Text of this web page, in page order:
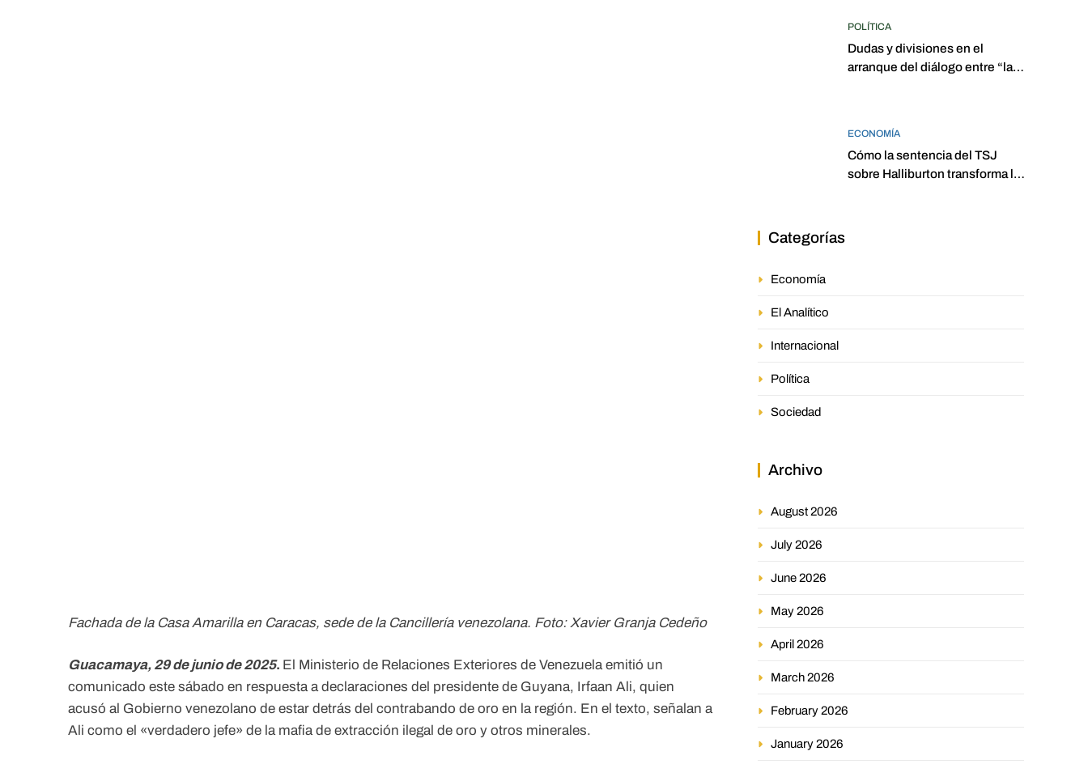
Fachada de la Casa Amarilla en Caracas, sede de la Cancillería venezolana. Foto: Xavier Granja Cedeño
Guacamaya, 29 de junio de 2025. El Ministerio de Relaciones Exteriores de Venezuela emitió un
comunicado este sábado en respuesta a declaraciones del presidente de Guyana, Irfaan Ali, quien
acusó al Gobierno venezolano de estar detrás del contrabando de oro en la región. En el texto, señalan a
Ali como el «verdadero jefe» de la mafia de extracción ilegal de oro y otros minerales.
POLÍTICA
Dudas y divisiones en el
arranque del diálogo entre “las
ECONOMÍA
Cómo la sentencia del TSJ
sobre Halliburton transforma la
Categorías
Economía
El Analítico
Internacional
Política
Sociedad
Archivo
August 2026
July 2026
June 2026
May 2026
April 2026
March 2026
February 2026
January 2026